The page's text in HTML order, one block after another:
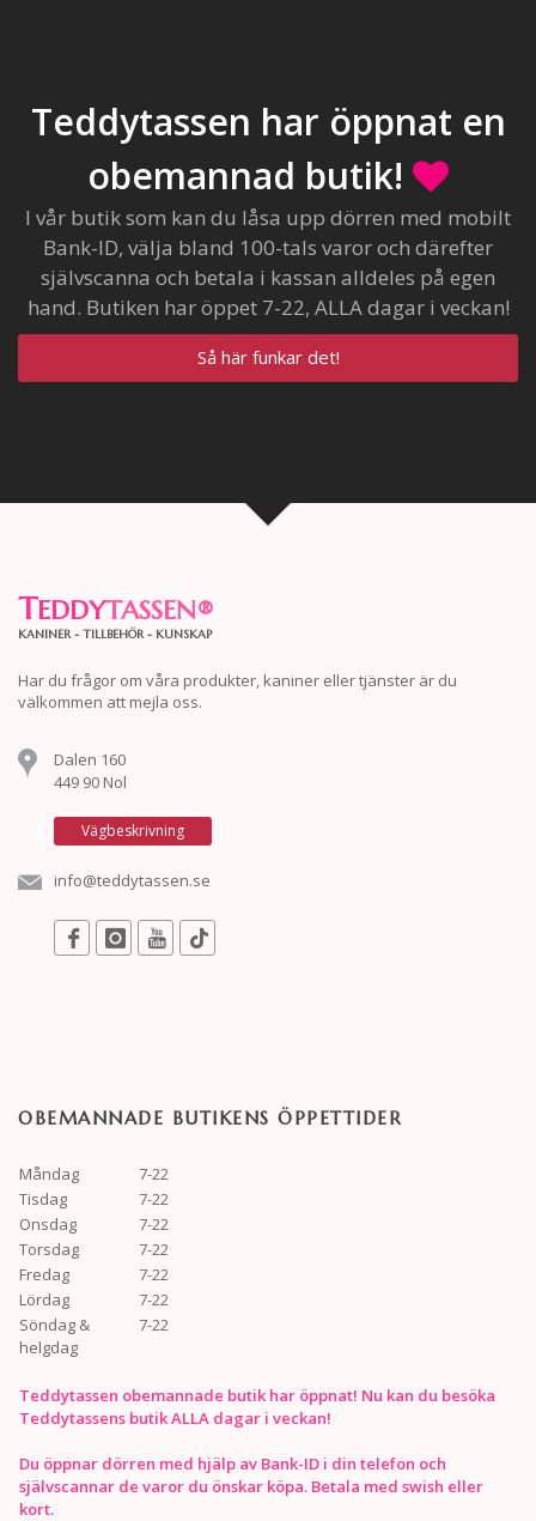
Teddytassen har öppnat en
obemannad butik!
I vår butik som kan du låsa upp dörren med mobilt
Bank-ID, välja bland 100-tals varor och därefter
självscanna och betala i kassan alldeles på egen
hand. Butiken har öppet 7-22, ALLA dagar i veckan!
Så här funkar det!
TEDDYTASSEN®
KANINER - TILLBEHÖR - KUNSKAP
Har du frågor om våra produkter, kaniner eller tjänster är du
välkommen att mejla oss.
Dalen 160
449 90 Nol
Vägbeskrivning
info@teddytassen.se
OBEMANNADE BUTIKENS ÖPPETTIDER
Måndag
7-22
Tisdag
7-22
Onsdag
7-22
Torsdag
7-22
Fredag
7-22
Lördag
7-22
Söndag &
helgdag
7-22
Teddytassen obemannade butik har öppnat! Nu kan du besöka
Teddytassens butik ALLA dagar i veckan!
Du öppnar dörren med hjälp av Bank-ID i din telefon och
självscannar de varor du önskar köpa. Betala med swish eller
kort.